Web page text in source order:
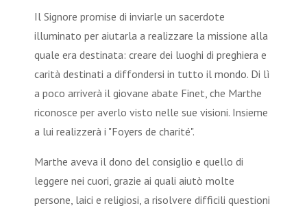
Il Signore promise di inviarle un sacerdote
illuminato per aiutarla a realizzare la missione alla
quale era destinata: creare dei luoghi di preghiera e
carità destinati a diffondersi in tutto il mondo. Di lì
a poco arriverà il giovane abate Finet, che Marthe
riconosce per averlo visto nelle sue visioni. Insieme
a lui realizzerà i "Foyers de charité".
Marthe aveva il dono del consiglio e quello di
leggere nei cuori, grazie ai quali aiutò molte
persone, laici e religiosi, a risolvere difficili questioni